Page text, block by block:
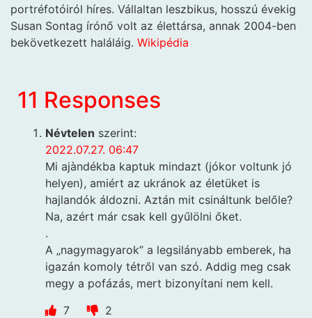
portréfotóiról híres. Vállaltan leszbikus, hosszú évekig
Susan Sontag írónő volt az élettársa, annak 2004-ben
bekövetkezett haláláig. Wikipédia
11 Responses
Névtelen szerint:
2022.07.27. 06:47
Mi ajàndékba kaptuk mindazt (jókor voltunk jó
helyen), amiért az ukránok az életüket is
hajlandók áldozni. Aztán mit csináltunk belőle?
Na, azért már csak kell gyűlölni őket.
.
A „nagymagyarok” a legsilányabb emberek, ha
igazán komoly tétről van szó. Addig meg csak
megy a pofázás, mert bizonyítani nem kell.
7
2